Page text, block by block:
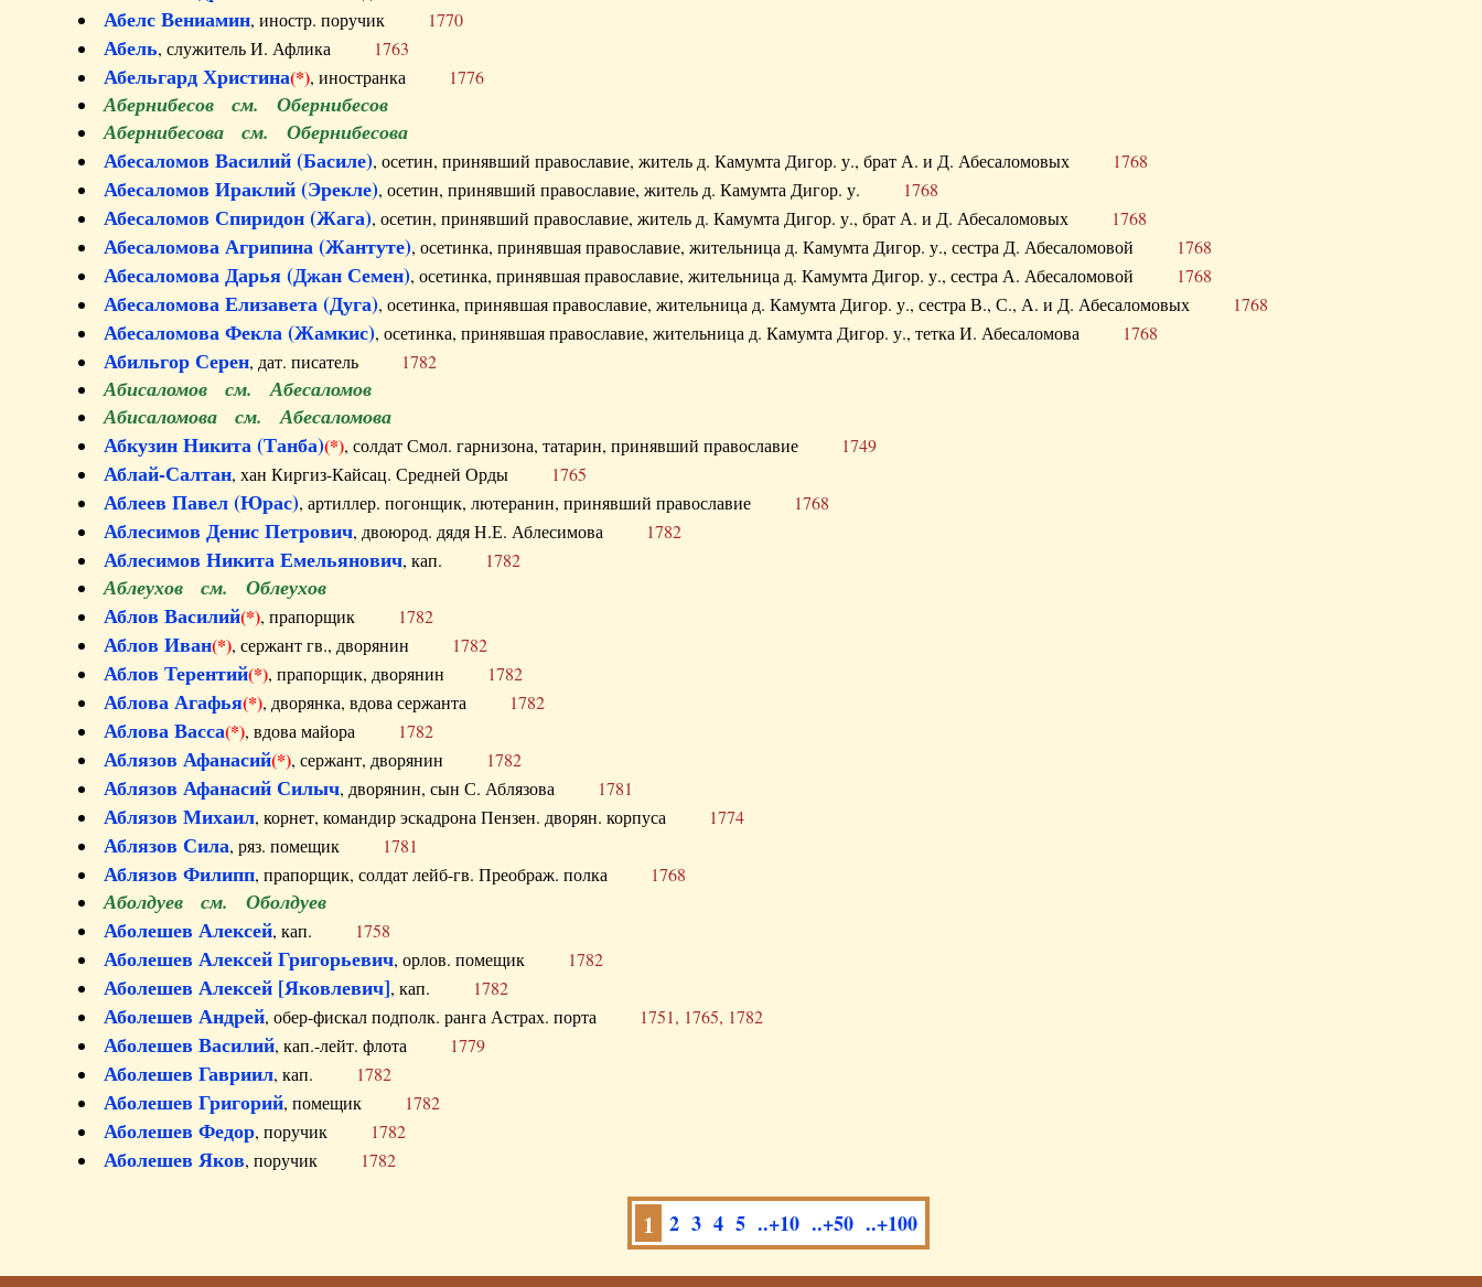
Абелс Вениамин, иностр. поручик 1770
Абель, служитель И. Афлика 1763
Абельгард Христина(*), иностранка 1776
Абернибесов см. Обернибесов
Абернибесова см. Обернибесова
Абесаломов Василий (Басиле), осетин, принявший православие, житель д. Камумта Дигор. у., брат А. и Д. Абесаломовых 1768
Абесаломов Ираклий (Эрекле), осетин, принявший православие, житель д. Камумта Дигор. у. 1768
Абесаломов Спиридон (Жага), осетин, принявший православие, житель д. Камумта Дигор. у., брат А. и Д. Абесаломовых 1768
Абесаломова Агрипина (Жантуте), осетинка, принявшая православие, жительница д. Камумта Дигор. у., сестра Д. Абесаломовой 1768
Абесаломова Дарья (Джан Семен), осетинка, принявшая православие, жительница д. Камумта Дигор. у., сестра А. Абесаломовой 1768
Абесаломова Елизавета (Дуга), осетинка, принявшая православие, жительница д. Камумта Дигор. у., сестра В., С., А. и Д. Абесаломовых 1768
Абесаломова Фекла (Жамкис), осетинка, принявшая православие, жительница д. Камумта Дигор. у., тетка И. Абесаломова 1768
Абильгор Серен, дат. писатель 1782
Абисаломов см. Абесаломов
Абисаломова см. Абесаломова
Абкузин Никита (Танба)(*), солдат Смол. гарнизона, татарин, принявший православие 1749
Аблай-Салтан, хан Киргиз-Кайсац. Средней Орды 1765
Аблеев Павел (Юрас), артиллер. погонщик, лютеранин, принявший православие 1768
Аблесимов Денис Петрович, двоюрод. дядя Н.Е. Аблесимова 1782
Аблесимов Никита Емельянович, кап. 1782
Аблеухов см. Облеухов
Аблов Василий(*), прапорщик 1782
Аблов Иван(*), сержант гв., дворянин 1782
Аблов Терентий(*), прапорщик, дворянин 1782
Аблова Агафья(*), дворянка, вдова сержанта 1782
Аблова Васса(*), вдова майора 1782
Аблязов Афанасий(*), сержант, дворянин 1782
Аблязов Афанасий Силыч, дворянин, сын С. Аблязова 1781
Аблязов Михаил, корнет, командир эскадрона Пензен. дворян. корпуса 1774
Аблязов Сила, ряз. помещик 1781
Аблязов Филипп, прапорщик, солдат лейб-гв. Преображ. полка 1768
Аболдуев см. Оболдуев
Аболешев Алексей, кап. 1758
Аболешев Алексей Григорьевич, орлов. помещик 1782
Аболешев Алексей [Яковлевич], кап. 1782
Аболешев Андрей, обер-фискал подполк. ранга Астрах. порта 1751, 1765, 1782
Аболешев Василий, кап.-лейт. флота 1779
Аболешев Гавриил, кап. 1782
Аболешев Григорий, помещик 1782
Аболешев Федор, поручик 1782
Аболешев Яков, поручик 1782
1 2 3 4 5 ..+10 ..+50 ..+100